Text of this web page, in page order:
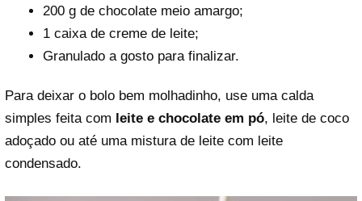
200 g de chocolate meio amargo;
1 caixa de creme de leite;
Granulado a gosto para finalizar.
Para deixar o bolo bem molhadinho, use uma calda
simples feita com leite e chocolate em pó, leite de coco
adoçado ou até uma mistura de leite com leite
condensado.